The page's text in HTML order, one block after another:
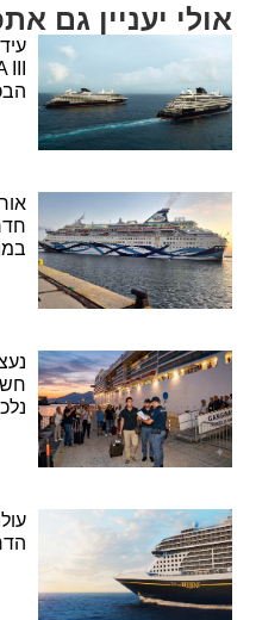
אולי יעניין גם
במנו
נעצר
חשוד
נלכד
הדרך ל-13 אוניות